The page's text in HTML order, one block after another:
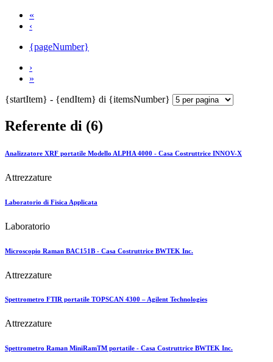
«
‹
{pageNumber}
›
»
{startItem} - {endItem} di {itemsNumber}
Referente di (6)
Analizzatore XRF portatile Modello ALPHA 4000 - Casa Costruttrice INNOV-X
Attrezzature
Laboratorio di Fisica Applicata
Laboratorio
Microscopio Raman BAC151B - Casa Costruttrice BWTEK Inc.
Attrezzature
Spettrometro FTIR portatile TOPSCAN 4300 – Agilent Technologies
Attrezzature
Spettrometro Raman MiniRamTM portatile - Casa Costruttrice BWTEK Inc.